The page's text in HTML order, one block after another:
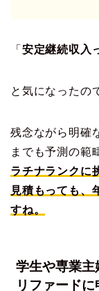
「 安定継続収入
と気になったの
残念ながら明確
までも予測の範
ラチナランクに
見積もっても、
すね。
学生や専業主
リファード